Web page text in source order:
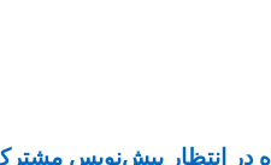
پیش‌نویس مشترک ۳ دستگاه